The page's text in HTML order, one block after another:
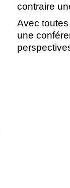
contraire
Avec
une